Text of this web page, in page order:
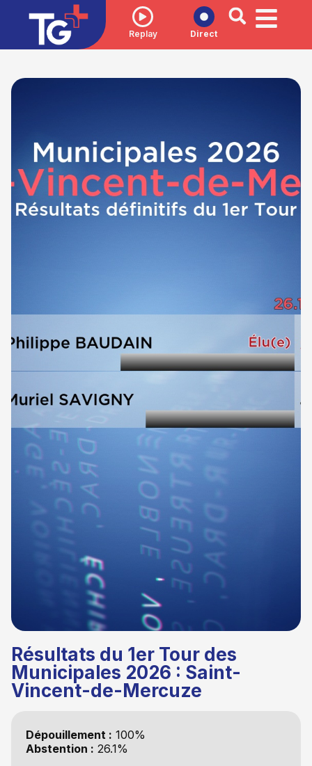
Replay Direct
Résultats du 1er Tour des
Municipales 2026 : Saint-
Vincent-de-Mercuze
Dépouillement : 100%
Abstention : 26.1%